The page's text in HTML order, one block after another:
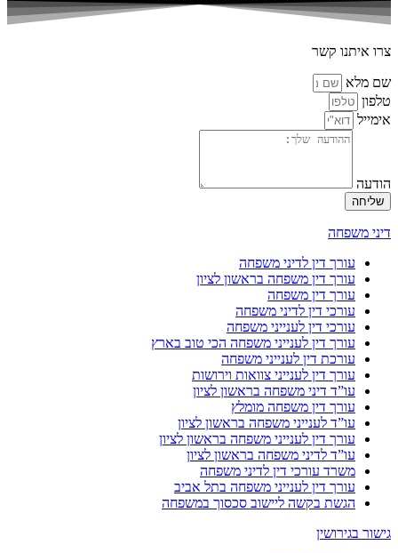
צרו איתנו קשר
שם מלא
טלפון
אימייל
הודעה
שליחה
דיני משפחה
עורך דין לדיני משפחה
עורך דין משפחה בראשון לציון
עורך דין משפחה
עורכי דין לדיני משפחה
עורכי דין לענייני משפחה
עורך דין לענייני משפחה הכי טוב בארץ
עורכת דין לענייני משפחה
עורך דין לענייני צוואות וירושות
עו”ד דיני משפחה בראשון לציון
עורך דין משפחה מומלץ
עו”ד לענייני משפחה בראשון לציון
עורך דין לענייני משפחה בראשון לציון
עו”ד לדיני משפחה בראשון לציון
משרד עורכי דין לדיני משפחה
עורך דין לענייני משפחה בתל אביב
הגשת בקשה ליישוב סכסוך במשפחה
גישור בגירושין